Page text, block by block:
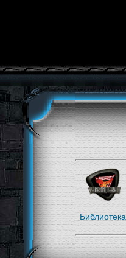
Библиотека